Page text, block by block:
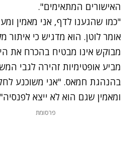
האישורים המתאימים".
"כמו שהגענו לדף, אני מאמין
אומר לוטן. הוא מדגיש כי איתור
מבוקש אינו מבטיח בהכרח את
מביע אופטימיות זהירה לגבי
בהנהגת חמאס. "אני משוכנע
ומאמין שגם הוא לא ייצא
פרסומת